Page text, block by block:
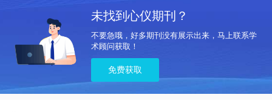
未找到心仪期刊？
不要急哦，好多期刊没有展示出来，马上联系学
术顾问获取！
免费获取